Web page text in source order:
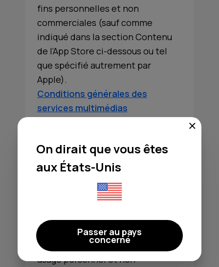
fins personnelles et non
commerciales (sauf comme
indiqué dans la section Contenu
de l’App Store ci-dessous ou tel
que spécifié autrement par
Apple).
Conditions générales des
services multimédias
Vous pouvez accéder au Service et
l’utiliser tel qu’il est mis à votre
disposition, à condition de
loi. Vous pouvez regarder ou
écouter du Contenu pour votre
usage personnel et non
On dirait que vous êtes
aux États-Unis
Passer au pays
concerné